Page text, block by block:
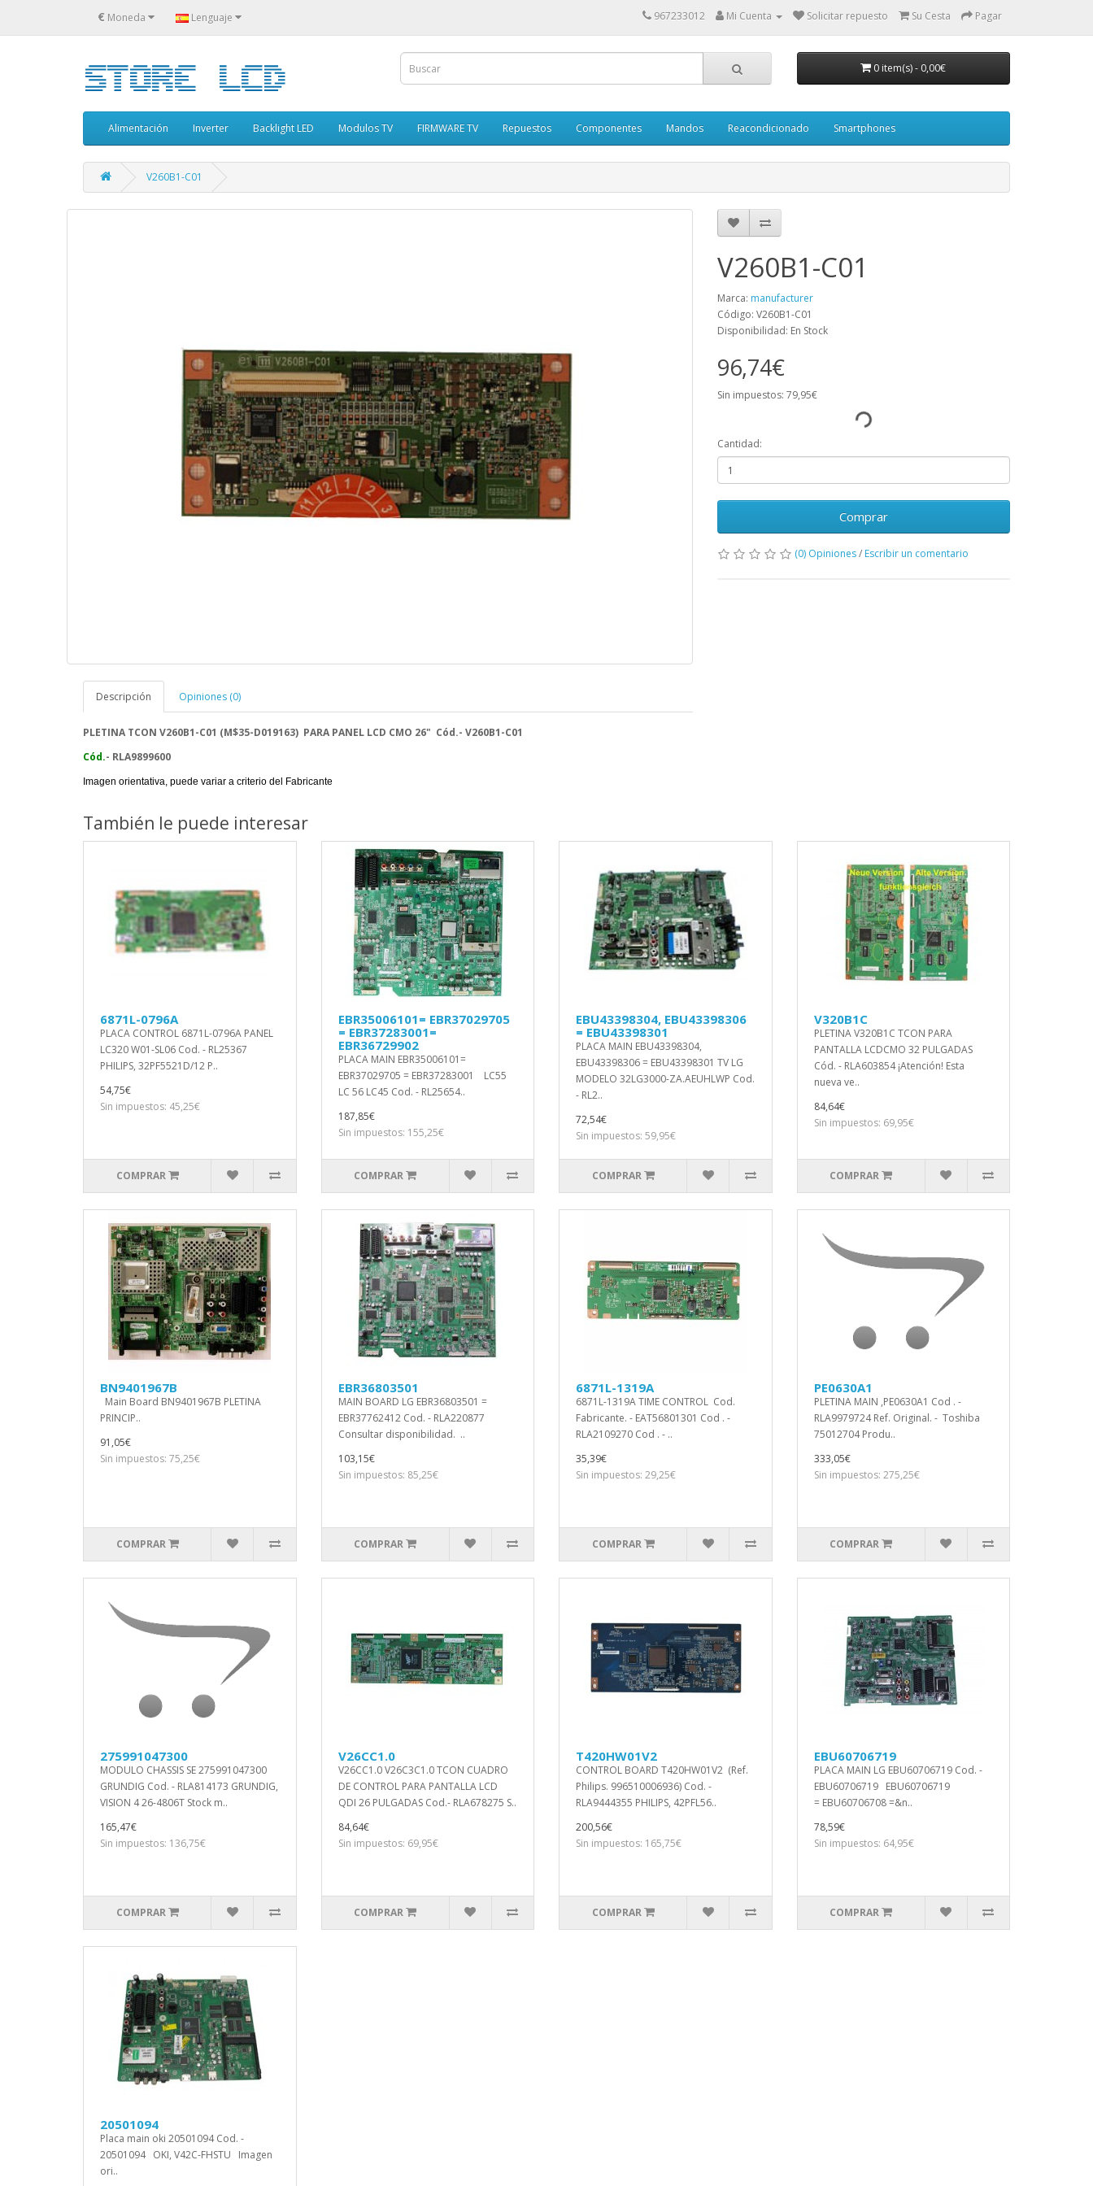
€ Moneda Lenguaje 967233012 Mi Cuenta Solicitar repuesto Su Cesta Pagar
0 item(s)- 0,00€
Alimentación Inverter Backlight LED Modulos TV FIRMWARE TV Repuestos Componentes Mandos Reacondicionado Smartphones
V260B1-C01
Descripción Opiniones (0)
PLETINA TCON V260B1-C01 (M$35-D019163) PARA PANEL LCD CMO 26" Cód.- V260B1-C01
Cód.- RLA9899600
Imagen orientativa, puede variar a criterio del Fabricante
V260B1-C01
Marca: manufacturer
Código: V260B1-C01
Disponibilidad: En Stock
96,74€
Sin impuestos: 79,95€
Cantidad:
Comprar
(0) Opiniones/ Escribir un comentario
También le puede interesar
6871L-0796A
PLACA CONTROL 6871L-0796A PANEL
LC320 W01-SL06 Cod. - RL25367
PHILIPS, 32PF5521D/12 P..
54,75€
Sin impuestos: 45,25€
COMPRAR
EBR35006101= EBR37029705
= EBR37283001=
EBR36729902
PLACA MAIN EBR35006101=
EBR37029705 = EBR37283001 LC55
LC 56 LC45 Cod. - RL25654..
187,85€
Sin impuestos: 155,25€
COMPRAR
EBU43398304, EBU43398306
= EBU43398301
PLACA MAIN EBU43398304,
EBU43398306 = EBU43398301 TV LG
MODELO 32LG3000-ZA.AEUHLWP Cod.
- RL2..
72,54€
Sin impuestos: 59,95€
COMPRAR
V320B1C
PLETINA V320B1C TCON PARA
PANTALLA LCDCMO 32 PULGADAS
Cód. - RLA603854 ¡Atención! Esta
nueva ve..
84,64€
Sin impuestos: 69,95€
COMPRAR
BN9401967B
Main Board BN9401967B PLETINA
PRINCIP..
91,05€
Sin impuestos: 75,25€
COMPRAR
EBR36803501
MAIN BOARD LG EBR36803501 =
EBR37762412 Cod. - RLA220877
Consultar disponibilidad. ..
103,15€
Sin impuestos: 85,25€
COMPRAR
6871L-1319A
6871L-1319A TIME CONTROL Cod.
Fabricante. - EAT56801301 Cod . -
RLA2109270 Cod . - ..
35,39€
Sin impuestos: 29,25€
COMPRAR
PE0630A1
PLETINA MAIN ,PE0630A1 Cod . -
RLA9979724 Ref. Original. - Toshiba
75012704 Produ..
333,05€
Sin impuestos: 275,25€
COMPRAR
275991047300
MODULO CHASSIS SE 275991047300
GRUNDIG Cod. - RLA814173 GRUNDIG,
VISION 4 26-4806T Stock m..
165,47€
Sin impuestos: 136,75€
COMPRAR
V26CC1.0
V26CC1.0 V26C3C1.0 TCON CUADRO
DE CONTROL PARA PANTALLA LCD
QDI 26 PULGADAS Cod.- RLA678275 S..
84,64€
Sin impuestos: 69,95€
COMPRAR
T420HW01V2
CONTROL BOARD T420HW01V2 (Ref.
Philips. 996510006936) Cod. -
RLA9444355 PHILIPS, 42PFL56..
200,56€
Sin impuestos: 165,75€
COMPRAR
EBU60706719
PLACA MAIN LG EBU60706719 Cod. -
EBU60706719 EBU60706719
= EBU60706708 =&n..
78,59€
Sin impuestos: 64,95€
COMPRAR
20501094
Placa main oki 20501094 Cod. -
20501094 OKI, V42C-FHSTU Imagen
ori..